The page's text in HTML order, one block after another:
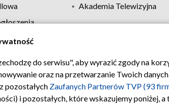
Akademia Telewizyjna
Regulamin TVP Polityka
do serwisu", aby wyrazić zgody na
oraz na przetwarzanie Twoich
pozostałych Zaufanych Partnerów TVP (93
i pozostałych, które wskazujemy poniżej,